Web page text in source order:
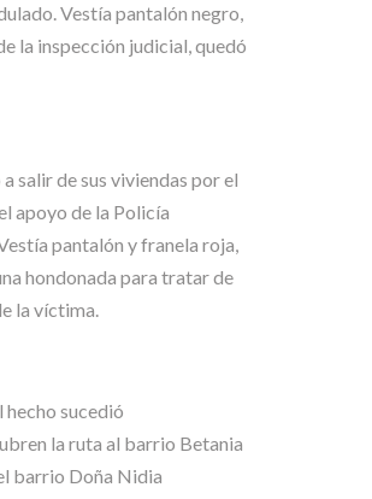
Vestía pantalón negro,
la inspección judicial, quedó
salir de sus viviendas por el
apoyo de la Policía
pantalón y franela roja,
hondonada para tratar de
la víctima.
hecho sucedió
la ruta al barrio Betania
barrio Doña Nidia